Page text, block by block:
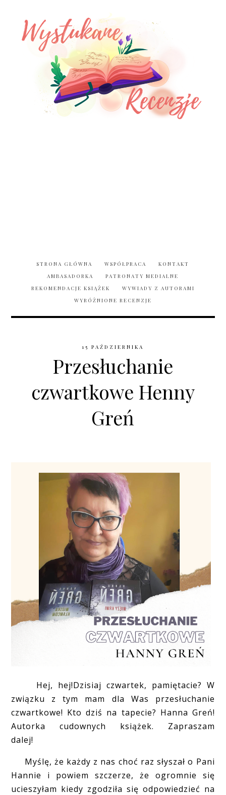
STRONA GŁÓWNA WSPÓŁPRACA
KONTAKT
AMBASADORKA
PATRONATY MEDIALNE
REKOMENDACJE KSIĄŻEK
WYWIADY Z AUTORAMI
WYRÓŻNIONE RECENZJE
15 PAŹDZIERNIKA
Przesłuchanie
czwartkowe Henny
Greń
Hej, hej!Dzisiaj czwartek, pamiętacie? W
związku z tym mam dla Was przesłuchanie
czwartkowe! Kto dziś na tapecie? Hanna Greń!
Autorka cudownych książek. Zapraszam
dalej!
Myślę, że każdy z nas choć raz słyszał o Pani
Hannie i powiem szczerze, że ogromnie się
ucieszyłam kiedy zgodziła się odpowiedzieć na